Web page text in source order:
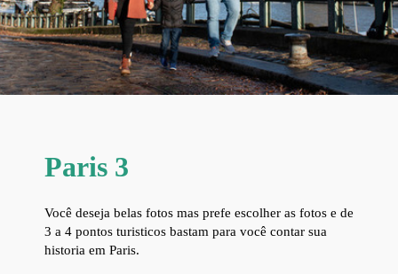
Paris 3
Você deseja belas fotos mas prefe escolher as fotos e de
3 a 4 pontos turisticos bastam para você contar sua
historia em Paris.